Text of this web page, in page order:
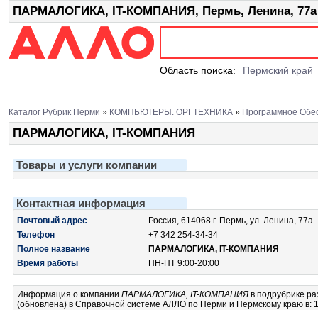
ПАРМАЛОГИКА, IT-КОМПАНИЯ, Пермь, Ленина, 77а
Область поиска: Пермский край
Каталог Рубрик Перми » КОМПЬЮТЕРЫ. ОРГТЕХНИКА » Программное
ПАРМАЛОГИКА, IT-КОМПАНИЯ
Товары и услуги компании
Контактная информация
Почтовый адрес
Россия, 614068 г. Пермь, ул. Ленина, 77а
Телефон
+7 342 254-34-34
Полное название
ПАРМАЛОГИКА, IT-КОМПАНИЯ
Время работы
ПН-ПТ 9:00-20:00
Информация о компании ПАРМАЛОГИКА, IT-КОМПАНИЯ в подрубрике
(обновлена) в Справочной системе АЛЛО по Перми и Пермскому краю в: